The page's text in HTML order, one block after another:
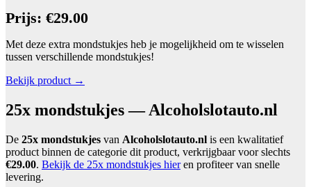
Prijs: €29.00
Met deze extra mondstukjes heb je mogelijkheid om te wisselen
tussen verschillende mondstukjes!
Bekijk product →
25x mondstukjes — Alcoholslotauto.nl
De 25x mondstukjes van Alcoholslotauto.nl is een kwalitatief
product binnen de categorie dit product, verkrijgbaar voor slechts
€29.00. Bekijk de 25x mondstukjes hieren profiteer van snelle
levering.